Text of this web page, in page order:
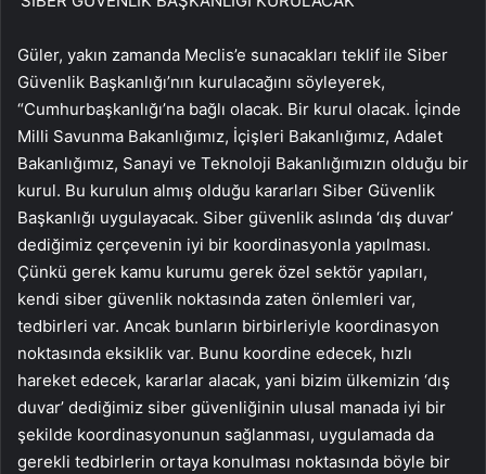
Güler, yakın zamanda Meclis’e sunacakları teklif ile Siber
Güvenlik Başkanlığı’nın kurulacağını söyleyerek,
“Cumhurbaşkanlığı’na bağlı olacak. Bir kurul olacak. İçinde
Milli Savunma Bakanlığımız, İçişleri Bakanlığımız, Adalet
Bakanlığımız, Sanayi ve Teknoloji Bakanlığımızın olduğu bir
kurul. Bu kurulun almış olduğu kararları Siber Güvenlik
Başkanlığı uygulayacak. Siber güvenlik aslında ‘dış duvar’
dediğimiz çerçevenin iyi bir koordinasyonla yapılması.
Çünkü gerek kamu kurumu gerek özel sektör yapıları,
kendi siber güvenlik noktasında zaten önlemleri var,
tedbirleri var. Ancak bunların birbirleriyle koordinasyon
noktasında eksiklik var. Bunu koordine edecek, hızlı
hareket edecek, kararlar alacak, yani bizim ülkemizin ‘dış
duvar’ dediğimiz siber güvenliğinin ulusal manada iyi bir
şekilde koordinasyonunun sağlanması, uygulamada da
gerekli tedbirlerin ortaya konulması noktasında böyle bir